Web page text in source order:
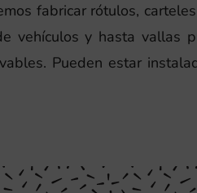
fabricar rótulos,
vehículos y hasta vallas
Pueden estar